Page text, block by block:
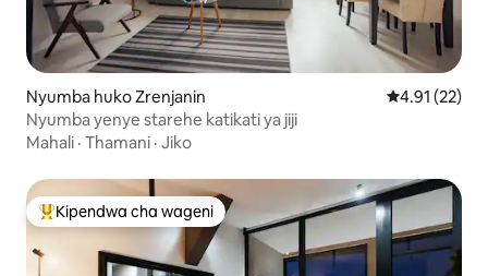
Nyumba huko Zrenjanin Ukadiriaji wa
4.91 (22)
Nyumba yenye starehe katikati ya jiji
Mahali · Thamani · Jiko
Kipendwa maarufu cha wageni
Kipendwa cha wageni